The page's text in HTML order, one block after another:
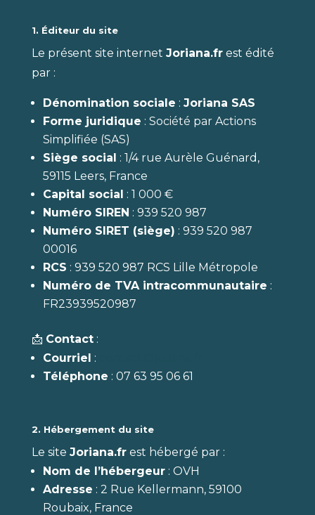
1. Éditeur du site
Le présent site internet Joriana.frest édité
par :
Dénomination sociale : Joriana SAS
Forme juridique : Société par Actions
Simplifiée (SAS)
Siège social : 1/4 rue Aurèle Guénard,
59115 Leers, France
Capital social : 1 000 €
Numéro SIREN : 939 520 987
Numéro SIRET (siège) : 939 520 987
00016
RCS : 939 520 987 RCS Lille Métropole
Numéro de TVA intracommunautaire :
FR23939520987
📩 Contact:
Courriel :
Téléphone : 07 63 95 06 61
2. Hébergement du site
Le site Joriana.frest hébergé par :
Nom de l’hébergeur: OVH
Adresse : 2 Rue Kellermann, 59100
Roubaix, France